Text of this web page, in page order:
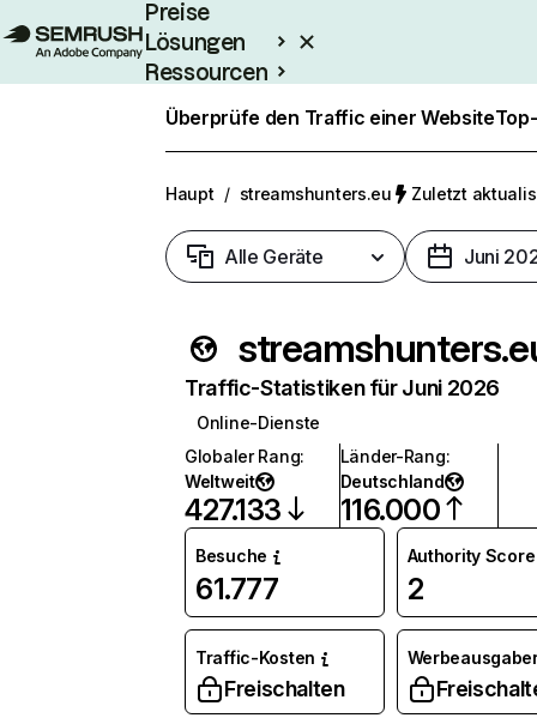
Preise
Lösungen
Ressourcen
Enterprise
Überprüfe den Traffic einer Website
Haupt / streamshunters.eu Zuletzt
Alle Geräte Juni
Traffic-Statistiken für Juni 2026
Online-Dienste
Globaler Rang:
Weltweit
427.133
Länder-Rang:
Deutschland
116.000
Besuche
61.777
Authority Score
2
Traffic-Kosten
Freischalten